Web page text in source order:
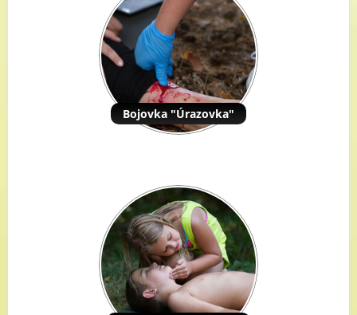
Bojovka "Úrazovka"